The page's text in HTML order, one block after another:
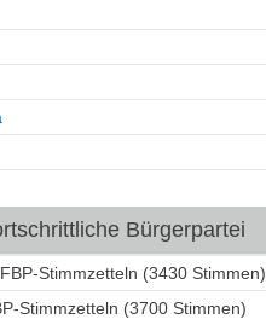
Bürgerpartei
Stimmzetteln (3430 Stimmen)
Stimmzetteln (3700 Stimmen)